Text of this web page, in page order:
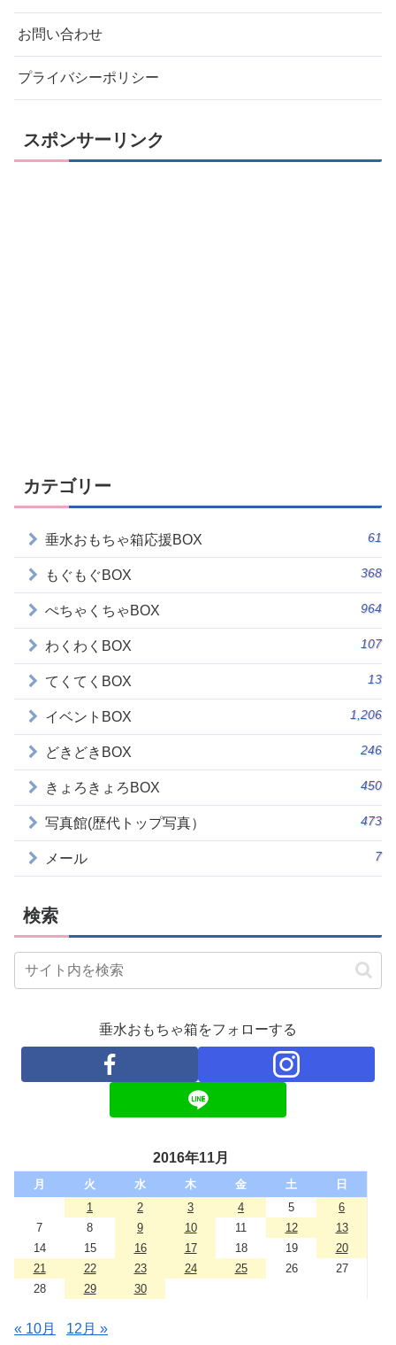
お問い合わせ
プライバシーポリシー
スポンサーリンク
カテゴリー
垂水おもちゃ箱応援BOX 61
もぐもぐBOX 368
ぺちゃくちゃBOX 964
わくわくBOX 107
てくてくBOX 13
イベントBOX 1,206
どきどきBOX 246
きょろきょろBOX 450
写真館(歴代トップ写真） 473
メール 7
検索
垂水おもちゃ箱をフォローする
2016年11月
月 火 水 木 金 土
日
1
2 3 4 5
6
7
8 9 10 11 12
13
14
15 16 17 18 19
20
21
22 23 24 25 26
27
28
29 30
« 10月 12月 »